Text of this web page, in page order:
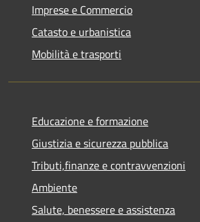
Imprese e Commercio
Catasto e urbanistica
Mobilità e trasporti
Educazione e formazione
Giustizia e sicurezza pubblica
Tributi,finanze e contravvenzioni
Ambiente
Salute, benessere e assistenza